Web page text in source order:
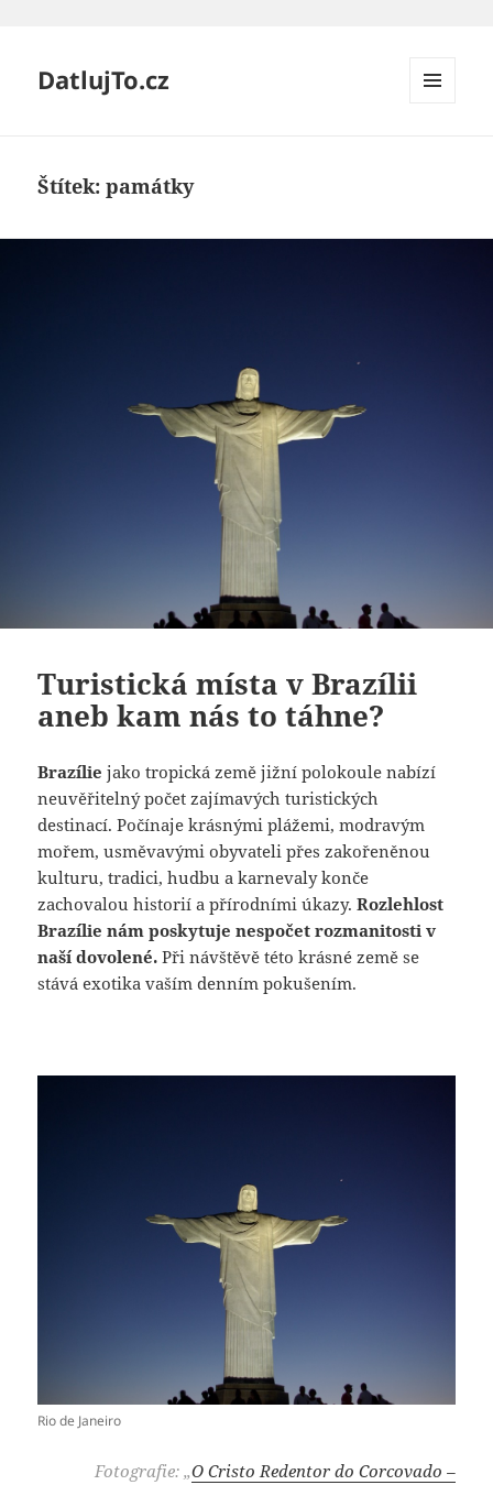
DatlujTo.cz
Štítek:památky
Turistická místa v Brazílii
aneb kam nás to táhne?
Brazílie jako tropická země jižní polokoule nabízí
neuvěřitelný počet zajímavých turistických
destinací. Počínaje krásnými plážemi, modravým
mořem, usměvavými obyvateli přes zakořeněnou
kulturu, tradici, hudbu a karnevaly konče
zachovalou historií a přírodními úkazy.Rozlehlost
Brazílie nám poskytuje nespočet rozmanitosti v
naší dovolené. Při návštěvě této krásné země se
stává exotika vaším denním pokušením.
Rio de Janeiro
Fotografie: „O Cristo Redentor do Corcovado –